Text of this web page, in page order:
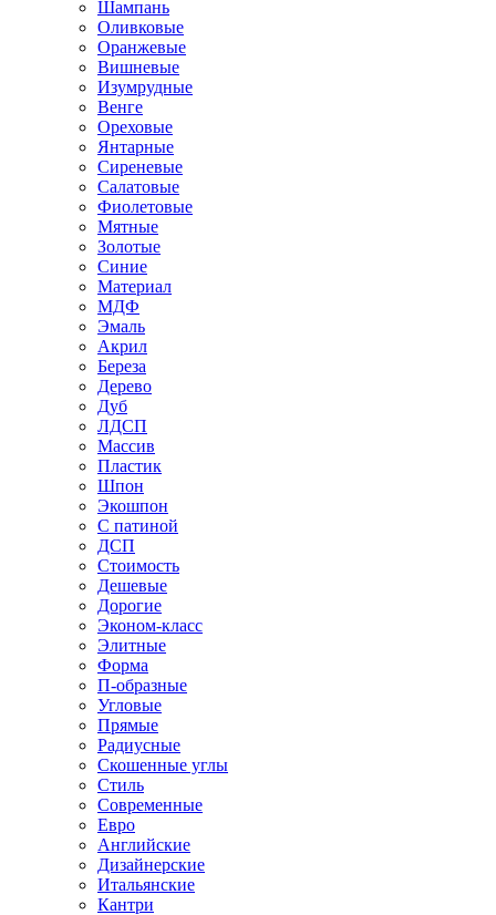
Шампань
Оливковые
Оранжевые
Вишневые
Изумрудные
Венге
Ореховые
Янтарные
Сиреневые
Салатовые
Фиолетовые
Мятные
Золотые
Синие
Материал
МДФ
Эмаль
Акрил
Береза
Дерево
Дуб
ЛДСП
Массив
Пластик
Шпон
Экошпон
С патиной
ДСП
Стоимость
Дешевые
Дорогие
Эконом-класс
Элитные
Форма
П-образные
Угловые
Прямые
Радиусные
Скошенные углы
Стиль
Современные
Евро
Английские
Дизайнерские
Итальянские
Кантри